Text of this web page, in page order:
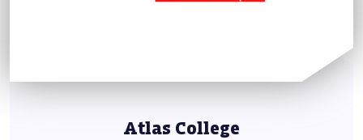
Atlas College